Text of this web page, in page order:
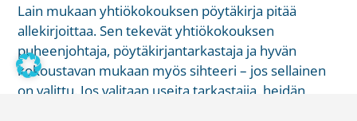
Lain mukaan yhtiökokouksen pöytäkirja pitää
allekirjoittaa. Sen tekevät yhtiökokouksen
puheenjohtaja, pöytäkirjantarkastaja ja hyvän
kokoustavan mukaan myös sihteeri – jos sellainen
on valittu. Jos valitaan useita tarkastajia, heidän